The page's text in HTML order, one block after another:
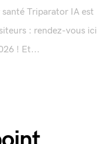
Triparator IA est
: rendez-vous ici
! Et...